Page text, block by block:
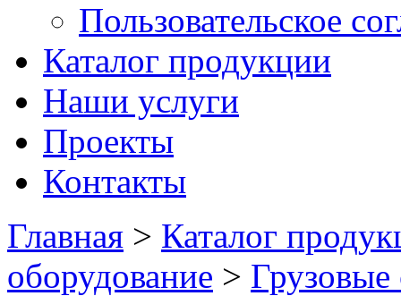
Пользовательское
Каталог продукции
Наши услуги
Проекты
Контакты
Главная > Каталог
оборудование > Грузовые